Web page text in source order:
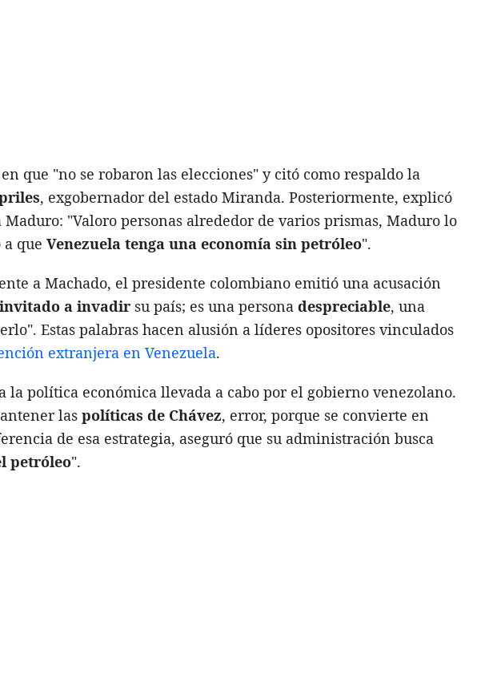
que "no se robaron las elecciones" y citó como respaldo la
, exgobernador del estado Miranda. Posteriormente, explicó
"Valoro personas alrededor de varios prismas, Maduro lo
que Venezuela tenga una economía sin petróleo".
a Machado, el presidente colombiano emitió una acusación
a invadir su país; es una persona despreciable, una
Estas palabras hacen alusión a líderes opositores vinculados
extranjera en Venezuela.
la política económica llevada a cabo por el gobierno venezolano.
las políticas de Chávez, error, porque se convierte en
de esa estrategia, aseguró que su administración busca
petróleo".